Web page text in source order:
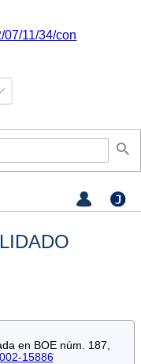
07/11/34/con
en BOE núm. 187,
15886